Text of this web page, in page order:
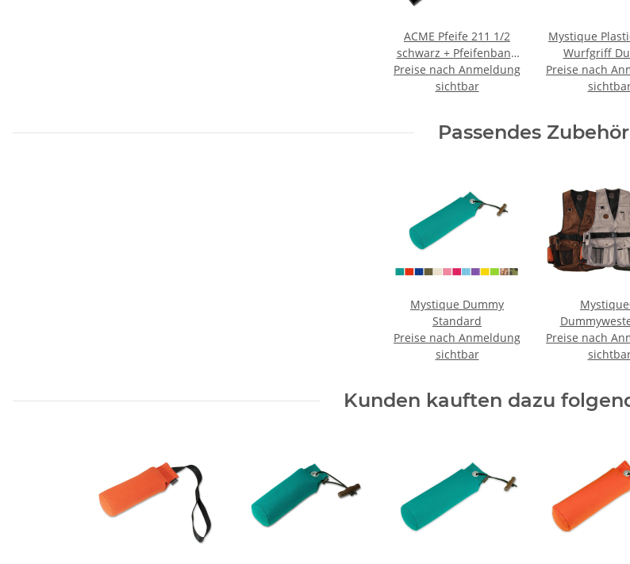
ACME Pfeife 211 1/2
schwarz + Pfeifenband
kostenlos
Preise nach Anmeldung
sichtbar
Mystique
Wurfgriff
Preise nach
Passendes Zubehör
Mystique Dummy
Standard
Preise nach Anmeldung
sichtbar
Preise nach
Kunden kauften dazu